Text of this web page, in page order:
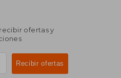
ofertas y